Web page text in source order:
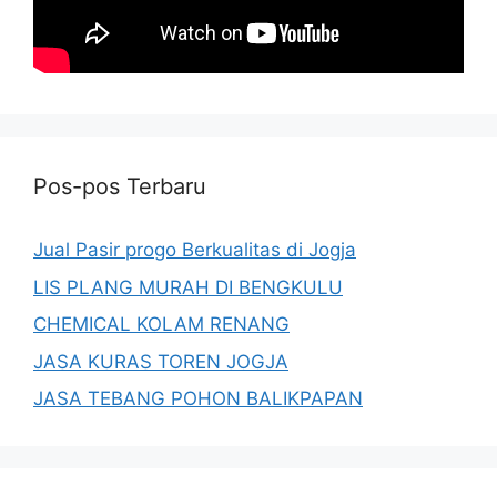
Pos-pos Terbaru
Jual Pasir progo Berkualitas di Jogja
LIS PLANG MURAH DI BENGKULU
CHEMICAL KOLAM RENANG
JASA KURAS TOREN JOGJA
JASA TEBANG POHON BALIKPAPAN